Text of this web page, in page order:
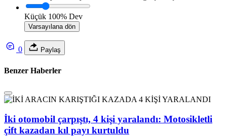
Küçük 100% Dev
Varsayılana dön
0 Paylaş
Benzer Haberler
İki otomobil çarpıştı, 4 kişi yaralandı: Motosikletli
çift kazadan kıl payı kurtuldu